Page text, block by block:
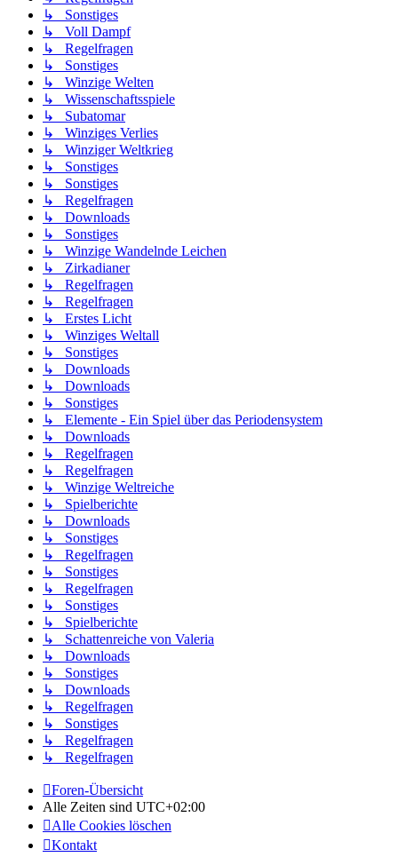
↳ Sonstiges
↳ Voll Dampf
↳ Regelfragen
↳ Sonstiges
↳ Winzige Welten
↳ Wissenschaftsspiele
↳ Subatomar
↳ Winziges Verlies
↳ Winziger Weltkrieg
↳ Sonstiges
↳ Sonstiges
↳ Regelfragen
↳ Downloads
↳ Sonstiges
↳ Winzige Wandelnde Leichen
↳ Zirkadianer
↳ Regelfragen
↳ Regelfragen
↳ Erstes Licht
↳ Winziges Weltall
↳ Sonstiges
↳ Downloads
↳ Downloads
↳ Sonstiges
↳ Elemente - Ein Spiel über das Periodensystem
↳ Downloads
↳ Regelfragen
↳ Regelfragen
↳ Winzige Weltreiche
↳ Spielberichte
↳ Downloads
↳ Sonstiges
↳ Regelfragen
↳ Sonstiges
↳ Regelfragen
↳ Sonstiges
↳ Spielberichte
↳ Schattenreiche von Valeria
↳ Downloads
↳ Sonstiges
↳ Downloads
↳ Regelfragen
↳ Sonstiges
↳ Regelfragen
↳ Regelfragen
Foren-Übersicht
Alle Zeiten sind UTC+02:00
Alle Cookies löschen
Kontakt